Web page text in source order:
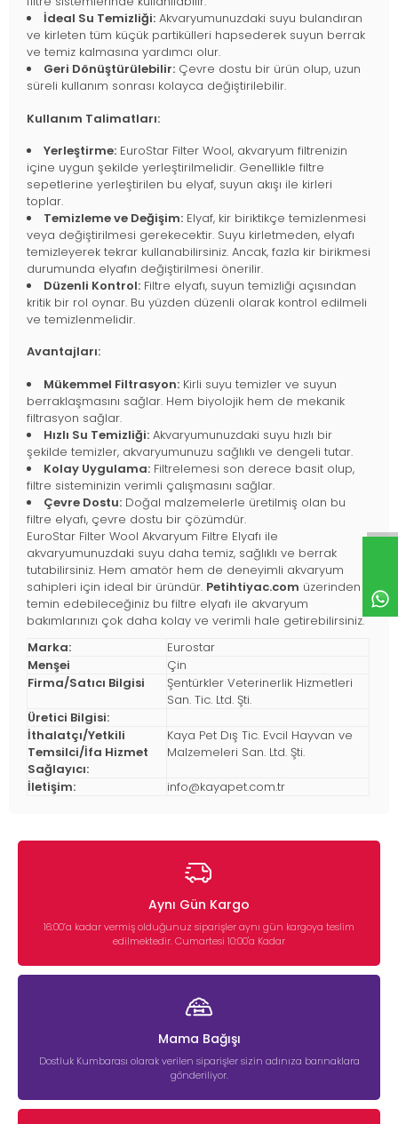
İdeal Su Temizliği: Akvaryumunuzdaki suyu bulandıran
ve kirleten tüm küçük partikülleri hapsederek suyun berrak
ve temiz kalmasına yardımcı olur.
Geri Dönüştürülebilir: Çevre dostu bir ürün olup, uzun
süreli kullanım sonrası kolayca değiştirilebilir.
Kullanım Talimatları:
Yerleştirme: EuroStar Filter Wool, akvaryum filtrenizin
içine uygun şekilde yerleştirilmelidir. Genellikle filtre
sepetlerine yerleştirilen bu elyaf, suyun akışı ile kirleri
toplar.
Temizleme ve Değişim: Elyaf, kir biriktikçe temizlenmesi
veya değiştirilmesi gerekecektir. Suyu kirletmeden, elyafı
temizleyerek tekrar kullanabilirsiniz. Ancak, fazla kir birikmesi
durumunda elyafın değiştirilmesi önerilir.
Düzenli Kontrol: Filtre elyafı, suyun temizliği açısından
kritik bir rol oynar. Bu yüzden düzenli olarak kontrol edilmeli
ve temizlenmelidir.
Avantajları:
Mükemmel Filtrasyon: Kirli suyu temizler ve suyun
berraklaşmasını sağlar. Hem biyolojik hem de mekanik
filtrasyon sağlar.
Hızlı Su Temizliği: Akvaryumunuzdaki suyu hızlı bir
şekilde temizler, akvaryumunuzu sağlıklı ve dengeli tutar.
Kolay Uygulama: Filtrelemesi son derece basit olup,
filtre sisteminizin verimli çalışmasını sağlar.
Çevre Dostu: Doğal malzemelerle üretilmiş olan bu
filtre elyafı, çevre dostu bir çözümdür.
EuroStar Filter Wool Akvaryum Filtre Elyafı ile
akvaryumunuzdaki suyu daha temiz, sağlıklı ve berrak
tutabilirsiniz. Hem amatör hem de deneyimli akvaryum
sahipleri için ideal bir üründür. Petihtiyac.com üzerinden
temin edebileceğiniz bu filtre elyafı ile akvaryum
bakımlarınızı çok daha kolay ve verimli hale getirebilirsiniz.
Marka:
Eurostar
Menşei
Çin
Firma/Satıcı Bilgisi
Şentürkler Veterinerlik Hizmetleri
San. Tic. Ltd. Şti.
Üretici Bilgisi:
İthalatçı/Yetkili
Temsilci/İfa Hizmet
Sağlayıcı:
Kaya Pet Dış Tic. Evcil Hayvan ve
Malzemeleri San. Ltd. Şti.
İletişim: info@kayapet.com.tr
Aynı Gün Kargo
16:00’a kadar vermiş olduğunuz siparişler aynı gün kargoya teslim
edilmektedir. Cumartesi 10:00'a Kadar
Mama Bağışı
Dostluk Kumbarası olarak verilen siparişler sizin adınıza barınaklara
gönderiliyor.